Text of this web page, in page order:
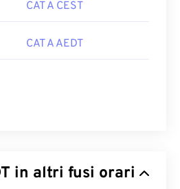
CAT A CEST
CAT A AEDT
in altri fusi orari